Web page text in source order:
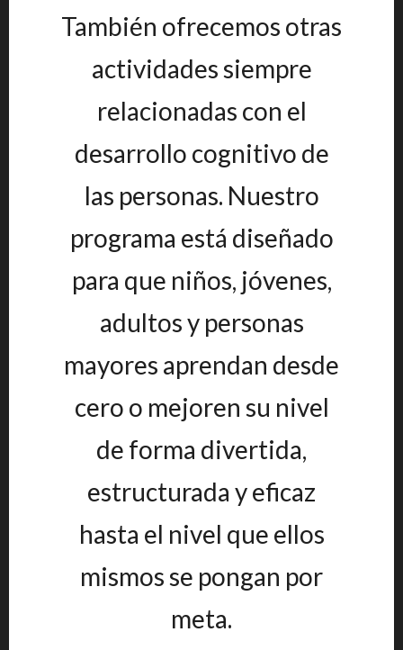
También ofrecemos otras
actividades siempre
relacionadas con el
desarrollo cognitivo de
las personas. Nuestro
programa está diseñado
para que niños, jóvenes,
adultos y personas
mayores aprendan desde
cero o mejoren su nivel
de forma divertida,
estructurada y eficaz
hasta el nivel que ellos
mismos se pongan por
meta.